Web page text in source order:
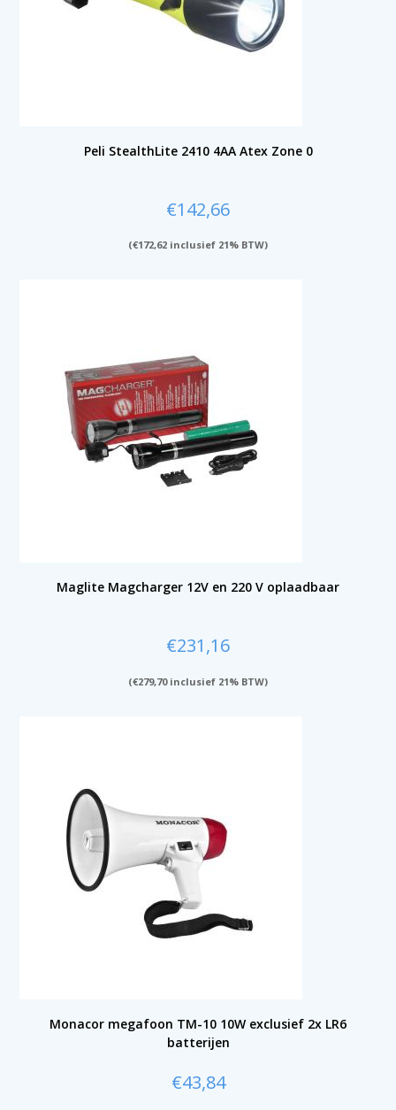
Peli StealthLite 2410 4AA Atex Zone 0
€142,66
(€172,62 inclusief 21% BTW)
Maglite Magcharger 12V en 220 V oplaadbaar
€231,16
(€279,70inclusief 21% BTW)
Monacor megafoon TM-10 10W exclusief 2x LR6
batterijen
€43,84